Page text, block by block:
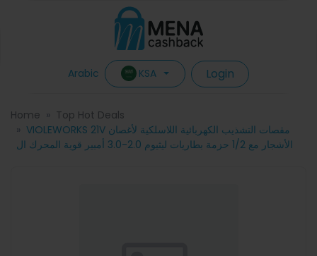
Arabic KSA Login
Home
Top Hot Deals
VIOLEWORKS 21V مقصات التشذيب الكهربائية اللاسلكية لأغصان
الأشجار مع 1/2 حزمة بطاريات ليثيوم 2.0-3.0 أمبير قوية المحرك ال